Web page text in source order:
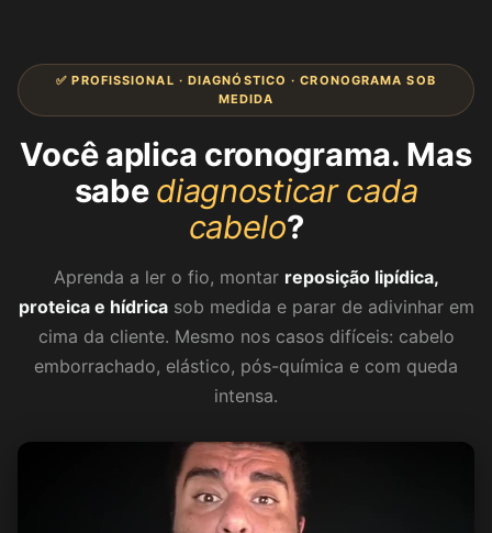
✅ PROFISSIONAL · DIAGNÓSTICO · CRONOGRAMA SOB
MEDIDA
Você aplica cronograma. Mas
sabe diagnosticar cada
cabelo?
Aprenda a ler o fio, montar reposição lipídica,
proteica e hídricasob medida e parar de adivinhar em
cima da cliente. Mesmo nos casos difíceis: cabelo
emborrachado, elástico, pós-química e com queda
intensa.